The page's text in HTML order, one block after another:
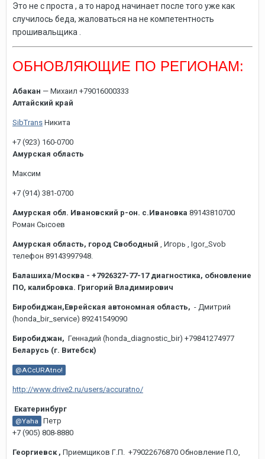
Это не с проста , а то народ начинает после того уже как
случилось беда, жаловаться на не компетентность
прошивальщика .
ОБНОВЛЯЮЩИЕ ПО РЕГИОНАМ:
Абакан — Михаил +79016000333
Алтайский край
SibTrans Никита
+7 (923) 160-0700
Амурская область
Максим
+7 (914) 381-0700
Амурская обл. Ивановский р-он. с.Ивановка 89143810700
Роман Сысоев
Амурская область, город Свободный , Игорь , Igor_Svob
телефон 89143997948.
Балашиха/Москва - +7926327-77-17 диагностика, обновление
ПО, калибровка. Григорий Владимирович
Биробиджан,Еврейская автономная область, - Дмитрий
(honda_bir_service) 89241549090
Биробиджан, Геннадий (honda_diagnostic_bir) +79841274977
Беларусь (г. Витебск)
@ACcURAtno!
http://www.drive2.ru/users/accuratno/
Екатеринбург
@Yaha
Петр
+7 (905) 808-8880
Георгиевск , Приемщиков Г.П. +79022676870 Обновление П.О,